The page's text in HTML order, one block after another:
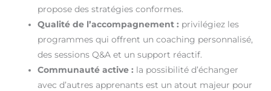
propose des stratégies conformes.
Qualité de l’accompagnement : privilégiez les
programmes qui offrent un coaching personnalisé,
des sessions Q&A et un support réactif.
Communauté active : la possibilité d’échanger
avec d’autres apprenants est un atout majeur pour